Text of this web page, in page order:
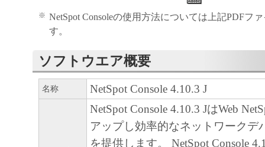
とえ、キヤ ノン、キヤノンの子会
関連会社、それらの販売代理店ま
様です。
キヤノン、キヤノンの子会社、キ
社、それらの販売代理店または販
「本ソフトウェア」、または「本
使用に起因または関連してお客様
※ NetSpot Consoleの使用方法については上記PDFフ
す。
ソフトウエア概要
名称 NetSpot Console 4.10.3 J
NetSpot Console 4.10.3 JはWeb
アップし効率的なネットワークデ
を提供します。 NetSpot Console